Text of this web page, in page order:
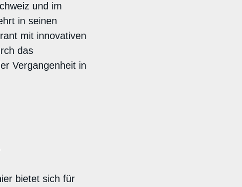
und im
in seinen
mit innovativen
das
Vergangenheit in
bietet sich für